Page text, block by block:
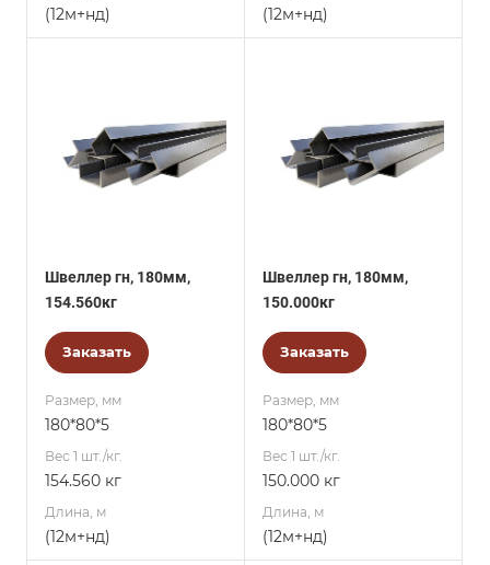
(12м+нд) (12м+нд)
Швеллер гн, 180мм,
154.560кг
Заказать
Размер, мм
180*80*5
Вес 1 шт./кг.
154.560 кг
Длина, м
(12м+нд)
Швеллер гн, 180мм,
150.000кг
Заказать
Размер, мм
180*80*5
Вес 1 шт./кг.
150.000 кг
Длина, м
(12м+нд)